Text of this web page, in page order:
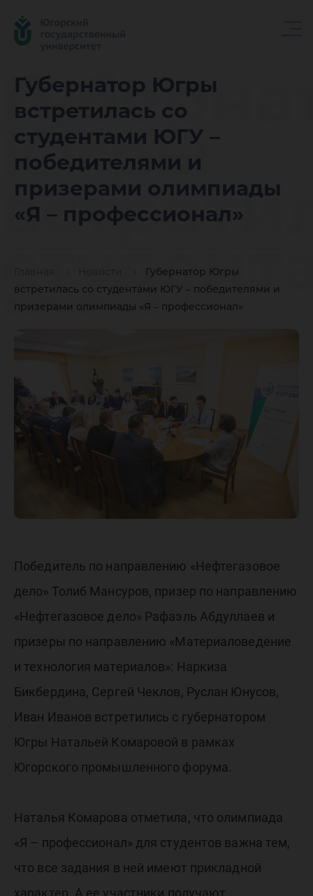
Губернатор Югры
встретилась со
студентами ЮГУ –
победителями и
призерами олимпиады
«Я – профессионал»
Губернатор Югры
встретилась со студентами ЮГУ – победителями и
призерами олимпиады «Я – профессионал»
Югры
ЮГУ –
и
–
Победитель по направлению «Нефтегазовое
дело» Толиб Мансуров, призер по направлению
«Нефтегазовое дело» Рафаэль Абдуллаев и
призеры по направлению «Материаловедение
и технология материалов»: Наркиза
Бикбердина, Сергей Чеклов, Руслан Юнусов,
Иван Иванов встретились с губернатором
Югры Натальей Комаровой в рамках
Югорского промышленного форума.
Наталья Комарова отметила, что олимпиада
«Я – профессионал» для студентов важна тем,
что все задания в ней имеют прикладной
характер. А ее участники получают